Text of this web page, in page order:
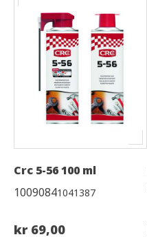
Crc 5-56 100 ml
10090841041387
kr 69,00